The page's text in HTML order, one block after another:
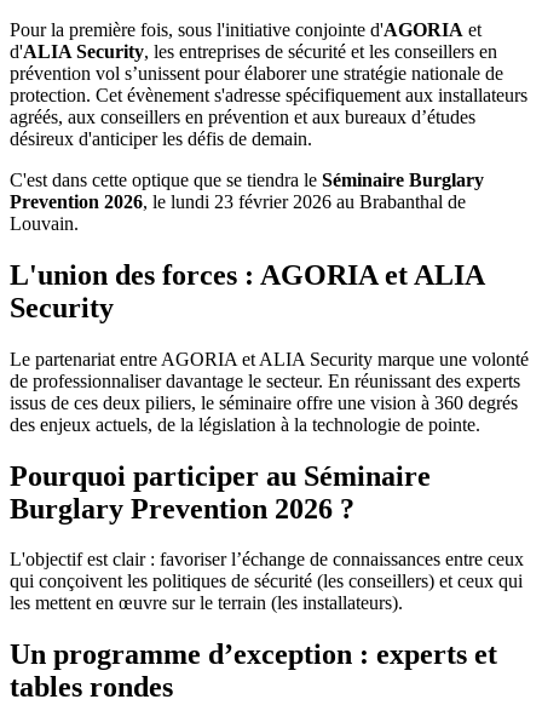
Pour la première fois, sous l'initiative conjointe d'AGORIA et
d'ALIA Security, les entreprises de sécurité et les conseillers en
prévention vol s’unissent pour élaborer une stratégie nationale de
protection. Cet évènement s'adresse spécifiquement aux installateurs
agréés, aux conseillers en prévention et aux bureaux d’études
désireux d'anticiper les défis de demain.
C'est dans cette optique que se tiendra le Séminaire Burglary
Prevention 2026, le lundi 23 février 2026 au Brabanthal de
Louvain.
L'union des forces : AGORIA et ALIA
Security
Le partenariat entre AGORIA et ALIA Security marque une volonté
de professionnaliser davantage le secteur. En réunissant des experts
issus de ces deux piliers, le séminaire offre une vision à 360 degrés
des enjeux actuels, de la législation à la technologie de pointe.
Pourquoi participer au Séminaire
Burglary Prevention 2026 ?
L'objectif est clair : favoriser l’échange de connaissances entre ceux
qui conçoivent les politiques de sécurité (les conseillers) et ceux qui
les mettent en œuvre sur le terrain (les installateurs).
Un programme d’exception : experts et
tables rondes